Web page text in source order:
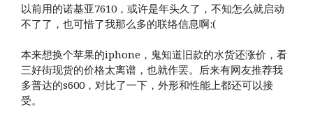
以前用的诺基亚7610，或许是年头久了，不知怎么就启动
不了了，也可惜了我那么多的联络信息啊:(
本来想换个苹果的iphone，鬼知道旧款的水货还涨价，看
三好街现货的价格太离谱，也就作罢。后来有网友推荐我
多普达的s600，对比了一下，外形和性能上都还可以接
受。